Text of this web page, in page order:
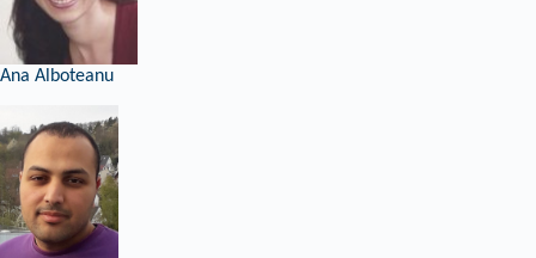
Ana Alboteanu